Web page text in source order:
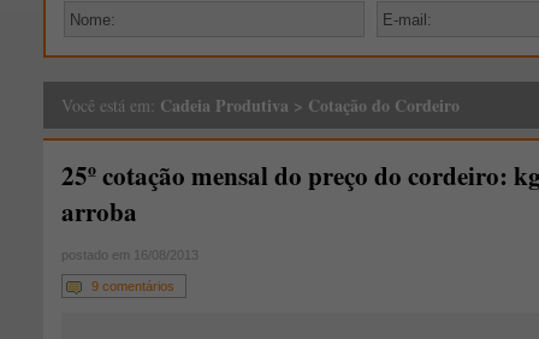
Você está em: Cadeia Produtiva > Cotação do Cordeiro
25º cotação mensal do preço do cordeiro:
arroba
postado em 16/08/2013
9 comentários